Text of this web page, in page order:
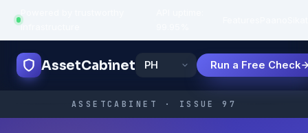
infrastructure
AssetCabinet Run a Free Check
ASSETCABINET · ISSUE 97